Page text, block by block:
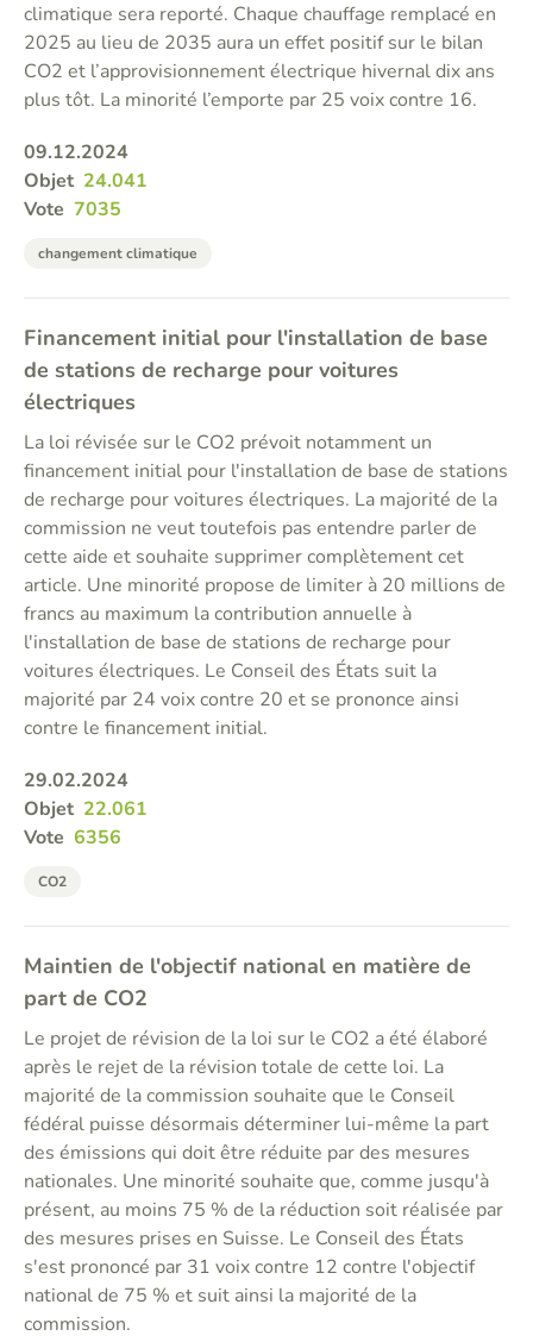
climatique sera reporté. Chaque chauffage remplacé en
2025 au lieu de 2035 aura un effet positif sur le bilan
CO2 et l’approvisionnement électrique hivernal dix ans
plus tôt. La minorité l’emporte par 25 voix contre 16.
09.12.2024
Objet 24.041
Vote 7035
changement climatique
Financement initial pour l'installation de base
de stations de recharge pour voitures
électriques
La loi révisée sur le CO2 prévoit notamment un
financement initial pour l'installation de base de stations
de recharge pour voitures électriques. La majorité de la
commission ne veut toutefois pas entendre parler de
cette aide et souhaite supprimer complètement cet
article. Une minorité propose de limiter à 20 millions de
francs au maximum la contribution annuelle à
l'installation de base de stations de recharge pour
voitures électriques. Le Conseil des États suit la
majorité par 24 voix contre 20 et se prononce ainsi
contre le financement initial.
29.02.2024
Objet 22.061
Vote 6356
CO2
Maintien de l'objectif national en matière de
part de CO2
Le projet de révision de la loi sur le CO2 a été élaboré
après le rejet de la révision totale de cette loi. La
majorité de la commission souhaite que le Conseil
fédéral puisse désormais déterminer lui-même la part
des émissions qui doit être réduite par des mesures
nationales. Une minorité souhaite que, comme jusqu'à
présent, au moins 75 % de la réduction soit réalisée par
des mesures prises en Suisse. Le Conseil des États
s'est prononcé par 31 voix contre 12 contre l'objectif
national de 75 % et suit ainsi la majorité de la
commission.